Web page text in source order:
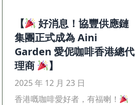
【
好消息！協豐供應鏈
集團正式成為 Aini
Garden 愛伲咖啡香港總代
理商
】
2025 年 12 月 23 日
香港嘅咖啡愛好者，有福喇！